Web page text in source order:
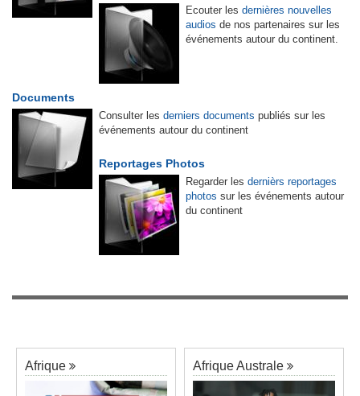
Ecouter les dernières nouvelles
audios de nos partenaires sur les
événements autour du continent.
Documents
Consulter les derniers documents publiés sur les
événements autour du continent
Reportages Photos
Regarder les dernièrs reportages
photos sur les événements autour
du continent
Afrique Afrique Australe